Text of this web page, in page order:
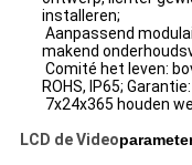
installeren;
Aanpassend
makend
Comité het leven:
ROHS, IP65;
7x24x365 houden
LCD de Video